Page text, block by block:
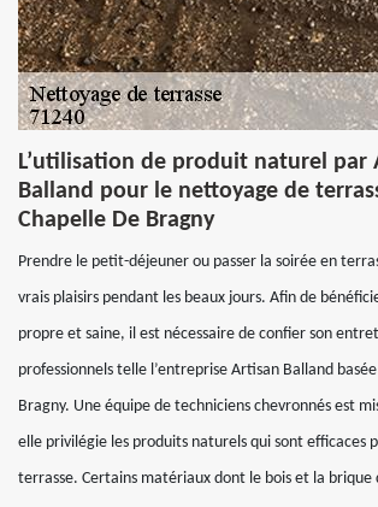
L’utilisation de produit naturel par
Balland pour le nettoyage de
Chapelle De Bragny
Prendre le petit-déjeuner ou passer la soirée en
vrais plaisirs pendant les beaux jours. Afin de
propre et saine, il est nécessaire de confier son
professionnels telle l’entreprise Artisan Balland
Bragny. Une équipe de techniciens chevronnés est
elle privilégie les produits naturels qui sont efficaces
terrasse. Certains matériaux dont le bois et la brique